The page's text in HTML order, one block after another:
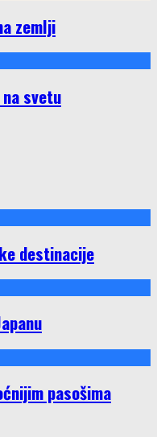
zemlji
svetu
destinacije
pasošima